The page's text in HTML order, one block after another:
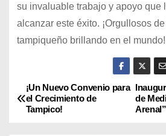
su invaluable trabajo y apoyo que
alcanzar este éxito. ¡Orgullosos
tampiqueño brillando en el mundo!
N
de
¡Un Nuevo Convenio para
el Crecimiento de
Tampico!